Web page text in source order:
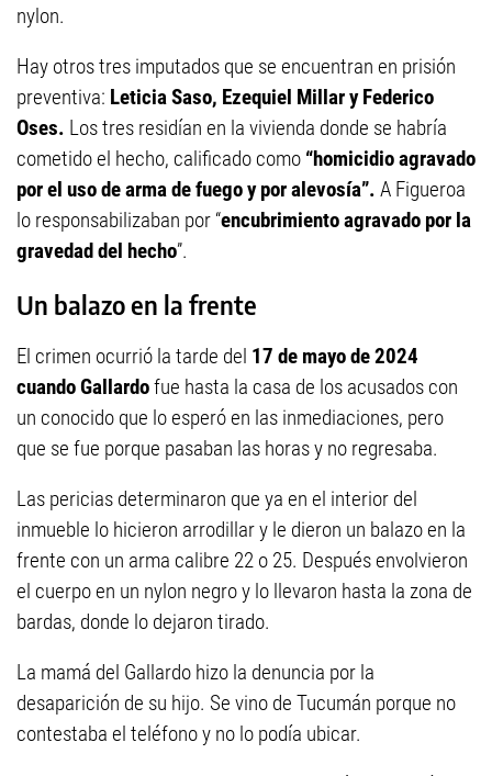
nylon.
Hay otros tres imputados que se encuentran en prisión
preventiva: Leticia Saso, Ezequiel Millar y Federico
Oses. Los tres residían en la vivienda donde se habría
cometido el hecho, calificado como “homicidio agravado
por el uso de arma de fuego y por alevosía”. A Figueroa
lo responsabilizaban por “encubrimiento agravado por la
gravedad del hecho”.
Un balazo en la frente
El crimen ocurrió la tarde del 17 de mayo de 2024
cuando Gallardofue hasta la casa de los acusados con
un conocido que lo esperó en las inmediaciones, pero
que se fue porque pasaban las horas y no regresaba.
Las pericias determinaron que ya en el interior del
inmueble lo hicieron arrodillar y le dieron un balazo en la
frente con un arma calibre 22 o 25. Después envolvieron
el cuerpo en un nylon negro y lo llevaron hasta la zona de
bardas, donde lo dejaron tirado.
La mamá del Gallardo hizo la denuncia por la
desaparición de su hijo. Se vino de Tucumán porque no
contestaba el teléfono y no lo podía ubicar.